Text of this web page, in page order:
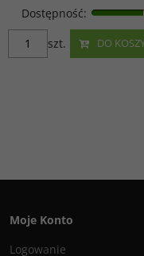
Dostępność:
DO
szt.
Moje Konto
Logowanie